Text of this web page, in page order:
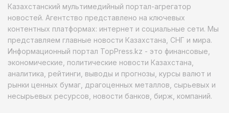
Казахстанский мультимедийный портал-агрегатор
новостей. Агентство представлено на ключевых
контентных платформах: интернет и социальные сети. Мы
представляем главные новости Казахстана, СНГ и мира.
Информационный портал TopPress.kz - это финансовые,
экономические, политические новости Казахстана,
аналитика, рейтинги, выводы и прогнозы, курсы валют и
рынки ценных бумаг, драгоценных металлов, сырьевых и
несырьевых ресурсов, новости банков, бирж, компаний.